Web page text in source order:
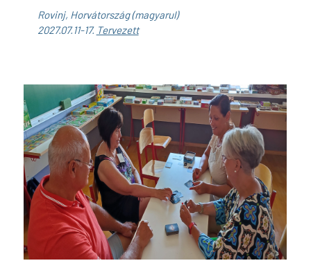
Rovinj, Horvátország (magyarul)
2027.07.11-17. Tervezett